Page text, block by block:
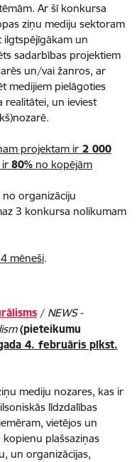
Ar šī konkursa
ziņu mediju sektoram
ilgtspējīgākam un
sadarbības projektiem
un/vai žanros, ar
medijiem pielāgoties
realitātei, un ieviest
projektam ir 2 000
ir 80% no kopējām
organizāciju
3 konkursa nolikumam
mēneši.​​​​​
/ NEWS -
(pieteikumu
4. februāris plkst.
mediju nozares, kas ir
līdzdalības
vietējos un
plašsaziņas
un organizācijas,